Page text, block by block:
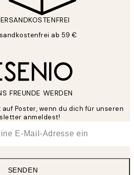
ab 59 €
FREUNDE WERDEN
Poster, wenn du dich für unseren
anmeldest!
SENDEN